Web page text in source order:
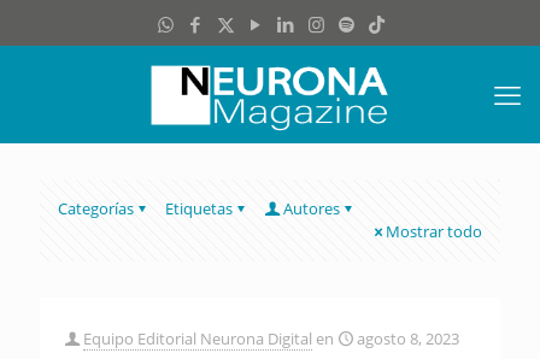
Categorías Etiquetas
Autores
Mostrar todo
Equipo Editorial Neurona Digital en
agosto 8, 2023